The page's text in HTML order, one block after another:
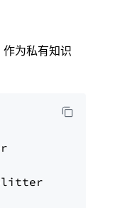
作为私有知识